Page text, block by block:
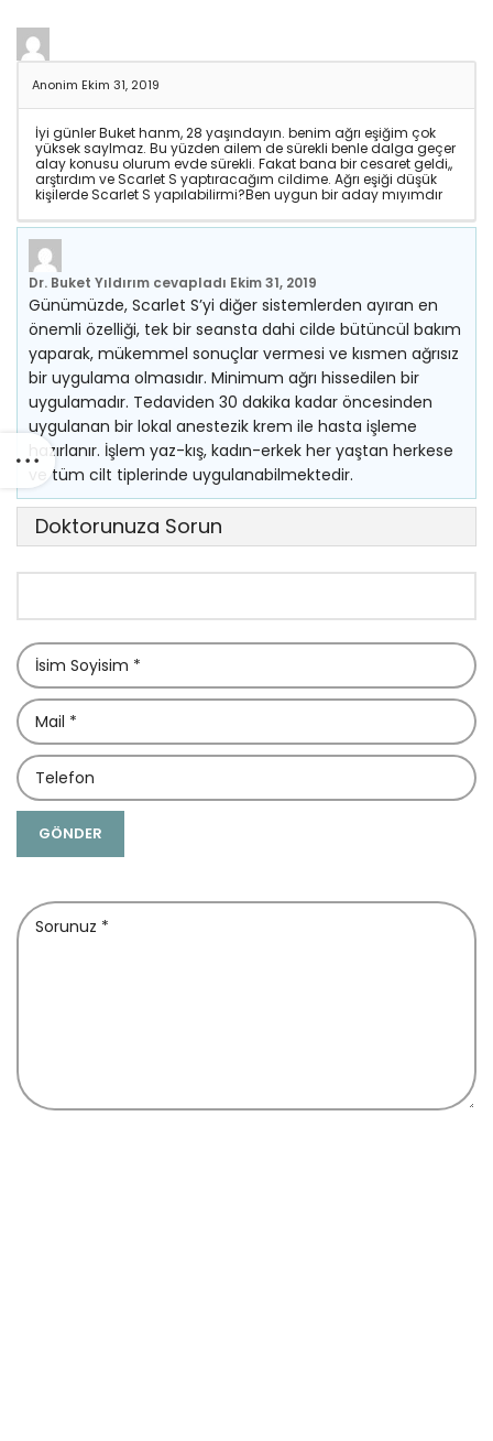
Anonim Ekim 31, 2019
İyi günler Buket hanm, 28 yaşındayın. benim ağrı eşiğim çok
yüksek saylmaz. Bu yüzden ailem de sürekli benle dalga geçer
alay konusu olurum evde sürekli. Fakat bana bir cesaret geldi,,
arştırdım ve Scarlet S yaptıracağım cildime. Ağrı eşiği düşük
kişilerde Scarlet S yapılabilirmi?Ben uygun bir aday mıyımdır
Dr. Buket Yıldırım cevapladı Ekim 31, 2019
Günümüzde, Scarlet S’yi diğer sistemlerden ayıran en
önemli özelliği, tek bir seansta dahi cilde bütüncül bakım
yaparak, mükemmel sonuçlar vermesi ve kısmen ağrısız
bir uygulama olmasıdır. Minimum ağrı hissedilen bir
uygulamadır. Tedaviden 30 dakika kadar öncesinden
uygulanan bir lokal anestezik krem ile hasta işleme
hazırlanır. İşlem yaz-kış, kadın-erkek her yaştan herkese
ve tüm cilt tiplerinde uygulanabilmektedir.
Doktorunuza Sorun